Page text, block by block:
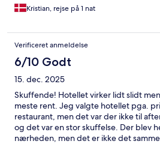
Kristian, rejse på 1 nat
Verificeret anmeldelse
6/10 Godt
15. dec. 2025
Skuffende! Hotellet virker lidt slidt
meste rent. Jeg valgte hotellet pga.
restaurant, men det var der ikke til
og det var en stor skuffelse. Der blev
nærheden, men det er ikke det